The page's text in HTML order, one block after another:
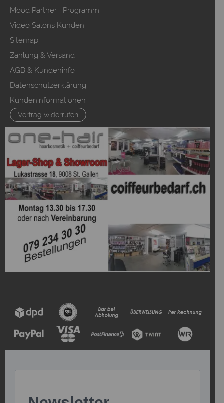
Mood Partner Programm
Video Salons Kunden
Sitemap
Zahlung & Versand
AGB & Kundeninfo
Datenschutzerklärung
Kundeninformationen
Vertrag widerrufen